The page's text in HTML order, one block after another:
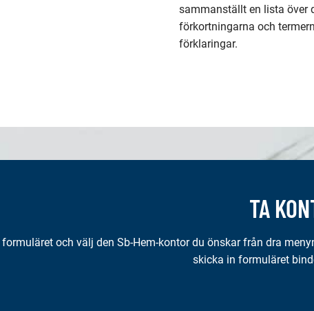
sammanställt en lista över
förkortningarna och
förklaringar.
TA
formuläret och välj den Sb-Hem-kontor du önskar från dra
skicka in formuläret